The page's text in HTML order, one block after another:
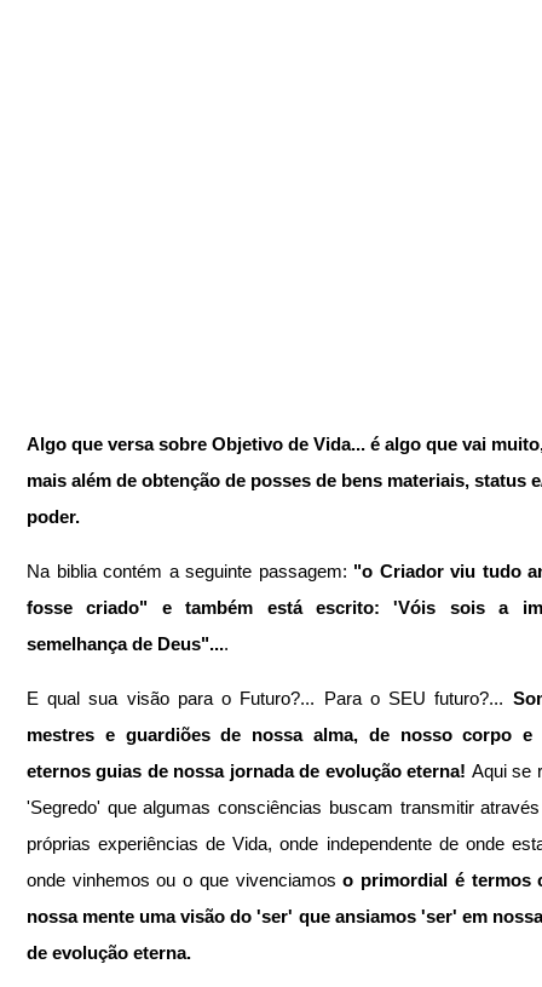
Algo que versa sobre Objetivo de Vida... é algo que vai
mais além de obtenção de posses de bens materiais, status
poder.
Na biblia contém a seguinte passagem: "o Criador viu tudo
fosse criado" e também está escrito: 'Vóis sois a
semelhança de Deus"....
E qual sua visão para o Futuro?... Para o SEU futuro?...
mestres e guardiões de nossa alma, de nosso corpo e
eternos guias de nossa jornada de evolução eterna! Aqui se
'Segredo' que algumas consciências buscam transmitir
próprias experiências de Vida, onde independente de onde
onde vinhemos ou o que vivenciamos o primordial é termos
nossa mente uma visão do 'ser' que ansiamos 'ser' em
de evolução eterna.